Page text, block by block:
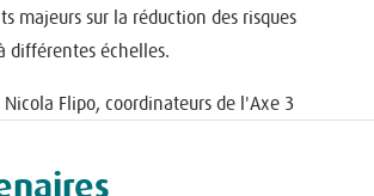
majeurs sur la réduction des risques
différentes échelles.
Nicola Flipo, coordinateurs de l'Axe 3